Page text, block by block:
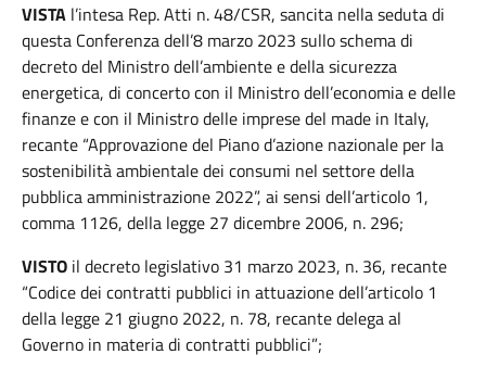
VISTA l’intesa Rep. Atti n. 48/CSR, sancita nella seduta di
questa Conferenza dell’8 marzo 2023 sullo schema di
decreto del Ministro dell’ambiente e della sicurezza
energetica, di concerto con il Ministro dell’economia e delle
finanze e con il Ministro delle imprese del made in Italy,
recante “Approvazione del Piano d’azione nazionale per la
sostenibilità ambientale dei consumi nel settore della
pubblica amministrazione 2022”, ai sensi dell’articolo 1,
comma 1126, della legge 27 dicembre 2006, n. 296;
VISTO il decreto legislativo 31 marzo 2023, n. 36, recante
“Codice dei contratti pubblici in attuazione dell’articolo 1
della legge 21 giugno 2022, n. 78, recante delega al
Governo in materia di contratti pubblici”;